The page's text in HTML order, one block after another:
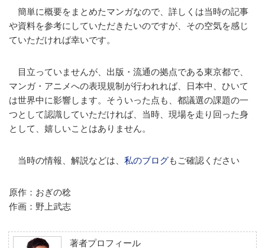
簡単に概要をまとめたマンガなので、詳しくは当時の記事
や資料を参考にしていただきたいのですが、その空気を感じ
ていただければ幸いです。
目立っていませんが、出版・流通の拠点である東京都で、
マンガ・アニメへの表現規制が行われれば、日本中、ひいて
は世界中に影響します。そういった点も、都議選の課題の一
つとして認識していただければ、当時、現場を走り回った身
として、嬉しいことはありません。
当時の情報、解説などは、 私のブログもご確認ください
原作：おぎの稔
作画：野上武志
著者プロフィール